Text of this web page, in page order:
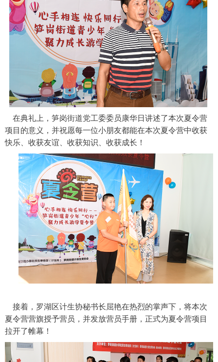
在典礼上，笋岗街道党工委委员康华日讲述了本次夏令营
项目的意义，并祝愿每一位小朋友都能在本次夏令营中收获
快乐、收获友谊、收获知识、收获成长！
接着，罗湖区计生协秘书长屈艳在热烈的掌声下，将本次
夏令营营旗授予营员，并发放营员手册，正式为夏令营项目
拉开了帷幕！